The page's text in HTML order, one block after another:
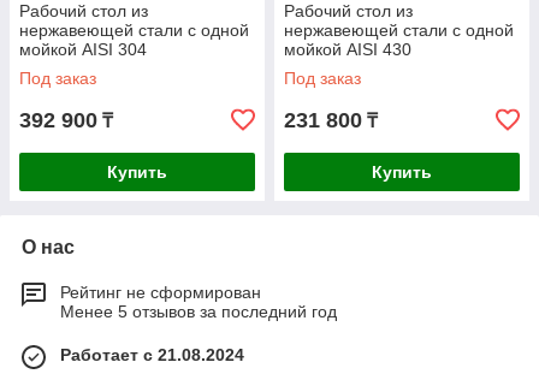
Рабочий стол из
нержавеющей стали с одной
мойкой AISI 304
1600x700x850mm
Под заказ
392 900 ₸
Купить
Рабочий стол из
нержавеющей стали с одной
мойкой AISI 430
600x600x850mm
Под заказ
231 800 ₸
Купить
О нас
Рейтинг не сформирован
Менее 5 отзывов за последний год
Работает с 21.08.2024